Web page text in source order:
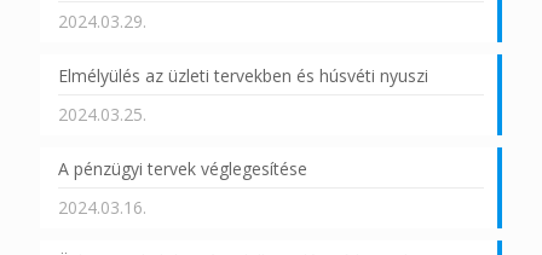
2024.03.29.
Elmélyülés az üzleti tervekben és húsvéti nyuszi
2024.03.25.
A pénzügyi tervek véglegesítése
2024.03.16.